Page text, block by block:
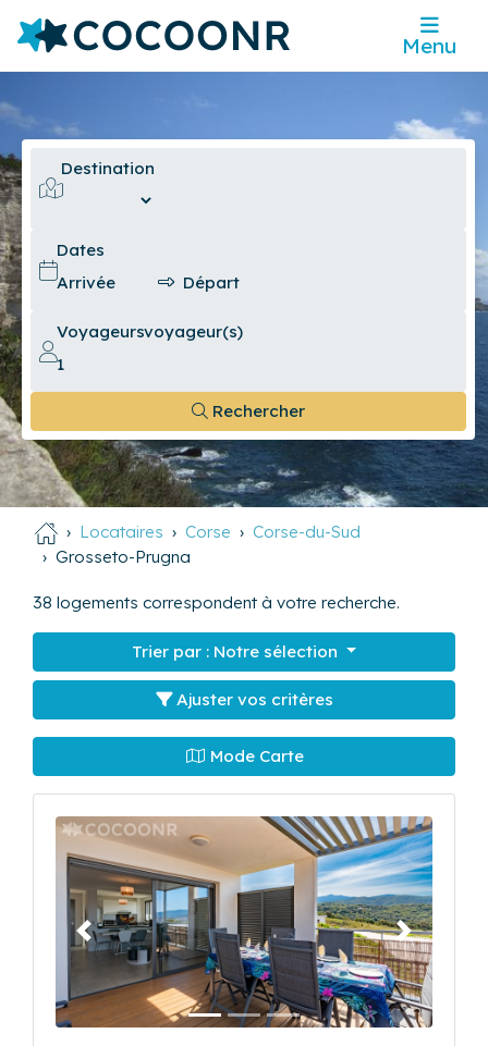
Menu
Destination
Dates
Voyageursvoyageur(s)
Rechercher
Locataires Corse
Corse-du-Sud
Grosseto-Prugna
38 logements correspondent à votre recherche.
Trier par : Notre sélection
Ajuster vos critères
Mode Carte
Précédent Suivant